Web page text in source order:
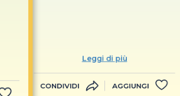
Leggi di più
CONDIVIDI AGGIUNGI